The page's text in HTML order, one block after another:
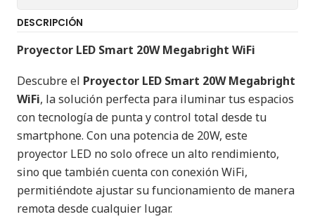
DESCRIPCIÓN
Proyector LED Smart 20W Megabright WiFi
Descubre el Proyector LED Smart 20W Megabright
WiFi, la solución perfecta para iluminar tus espacios
con tecnología de punta y control total desde tu
smartphone. Con una potencia de 20W, este
proyector LED no solo ofrece un alto rendimiento,
sino que también cuenta con conexión WiFi,
permitiéndote ajustar su funcionamiento de manera
remota desde cualquier lugar.